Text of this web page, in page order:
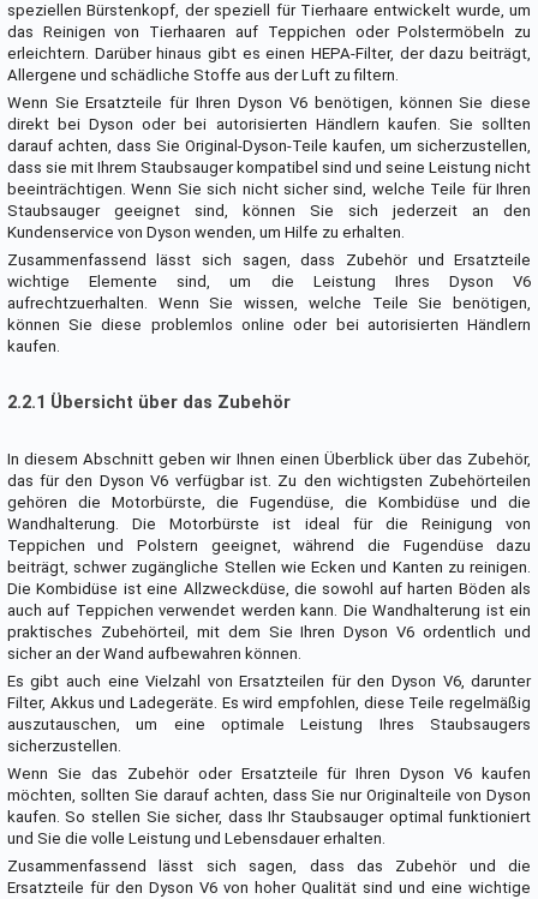
speziellen Bürstenkopf, der speziell für Tierhaare entwickelt wurde, um
das Reinigen von Tierhaaren auf Teppichen oder Polstermöbeln zu
erleichtern. Darüber hinaus gibt es einen HEPA-Filter, der dazu beiträgt,
Allergene und schädliche Stoffe aus der Luft zu filtern.
Wenn Sie Ersatzteile für Ihren Dyson V6 benötigen, können Sie diese
direkt bei Dyson oder bei autorisierten Händlern kaufen. Sie sollten
darauf achten, dass Sie Original-Dyson-Teile kaufen, um sicherzustellen,
dass sie mit Ihrem Staubsauger kompatibel sind und seine Leistung nicht
beeinträchtigen. Wenn Sie sich nicht sicher sind, welche Teile für Ihren
Staubsauger geeignet sind, können Sie sich jederzeit an den
Kundenservice von Dyson wenden, um Hilfe zu erhalten.
Zusammenfassend lässt sich sagen, dass Zubehör und Ersatzteile
wichtige Elemente sind, um die Leistung Ihres Dyson V6
aufrechtzuerhalten. Wenn Sie wissen, welche Teile Sie benötigen,
können Sie diese problemlos online oder bei autorisierten Händlern
kaufen.
2.2.1 Übersicht über das Zubehör
In diesem Abschnitt geben wir Ihnen einen Überblick über das Zubehör,
das für den Dyson V6 verfügbar ist. Zu den wichtigsten Zubehörteilen
gehören die Motorbürste, die Fugendüse, die Kombidüse und die
Wandhalterung. Die Motorbürste ist ideal für die Reinigung von
Teppichen und Polstern geeignet, während die Fugendüse dazu
beiträgt, schwer zugängliche Stellen wie Ecken und Kanten zu reinigen.
Die Kombidüse ist eine Allzweckdüse, die sowohl auf harten Böden als
auch auf Teppichen verwendet werden kann. Die Wandhalterung ist ein
praktisches Zubehörteil, mit dem Sie Ihren Dyson V6 ordentlich und
sicher an der Wand aufbewahren können.
Es gibt auch eine Vielzahl von Ersatzteilen für den Dyson V6, darunter
Filter, Akkus und Ladegeräte. Es wird empfohlen, diese Teile regelmäßig
auszutauschen, um eine optimale Leistung Ihres Staubsaugers
sicherzustellen.
Wenn Sie das Zubehör oder Ersatzteile für Ihren Dyson V6 kaufen
möchten, sollten Sie darauf achten, dass Sie nur Originalteile von Dyson
kaufen. So stellen Sie sicher, dass Ihr Staubsauger optimal funktioniert
und Sie die volle Leistung und Lebensdauer erhalten.
Zusammenfassend lässt sich sagen, dass das Zubehör und die
Ersatzteile für den Dyson V6 von hoher Qualität sind und eine wichtige